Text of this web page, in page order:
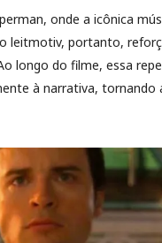
onde a icônica
leitmotiv, portanto,
longo do filme, essa
à narrativa, tornando